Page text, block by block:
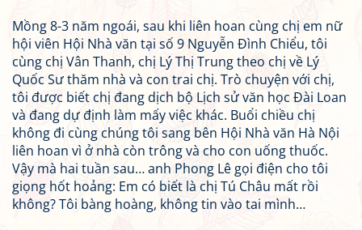
Mồng 8-3 năm ngoái, sau khi liên hoan cùng chị em nữ
hội viên Hội Nhà văn tại số 9 Nguyễn Đình Chiểu, tôi
cùng chị Vân Thanh, chị Lý Thị Trung theo chị về Lý
Quốc Sư thăm nhà và con trai chị. Trò chuyện với chị,
tôi được biết chị đang dịch bộ Lịch sử văn học Đài Loan
và đang dự định làm mấy việc khác. Buổi chiều chị
không đi cùng chúng tôi sang bên Hội Nhà văn Hà Nội
liên hoan vì ở nhà còn trông và cho con uống thuốc.
Vậy mà hai tuần sau… anh Phong Lê gọi điện cho tôi
giọng hốt hoảng: Em có biết là chị Tú Châu mất rồi
không? Tôi bàng hoàng, không tin vào tai mình…